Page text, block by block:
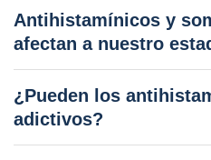
Antihistamínicos y
afectan a nuestro
¿Pueden los
adictivos?